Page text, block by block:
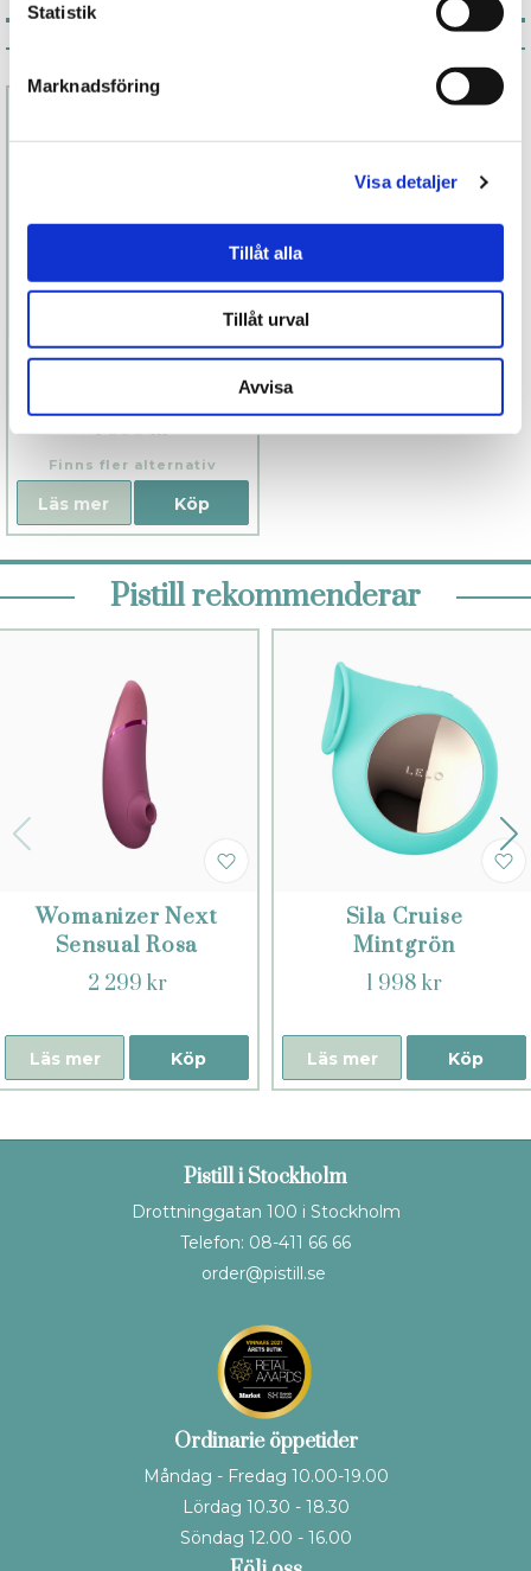
Statistik
Marknadsföring
Visa detaljer
Tillåt alla
Tillåt urval
Avvisa
Sila Wave
1 899 kr
Finns fler alternativ
Köp
Läs mer
Pistill rekommenderar
Womanizer Next
Sensual Rosa
2 299 kr
Köp
Läs mer
Sila Cruise
Mintgrön
1 998 kr
Köp
Läs mer
Pistill i Stockholm
Drottninggatan 100 i Stockholm
Telefon: 08-411 66 66
order@pistill.se
Ordinarie öppetider
Måndag - Fredag 10.00-19.00
Lördag 10.30 - 18.30
Söndag 12.00 - 16.00